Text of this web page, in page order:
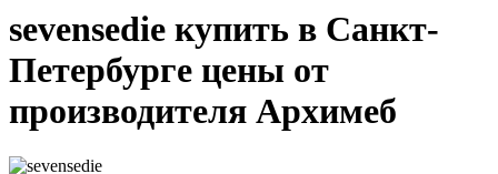
sevensedie купить в Санкт-
Петербурге цены от
производителя Архимеб